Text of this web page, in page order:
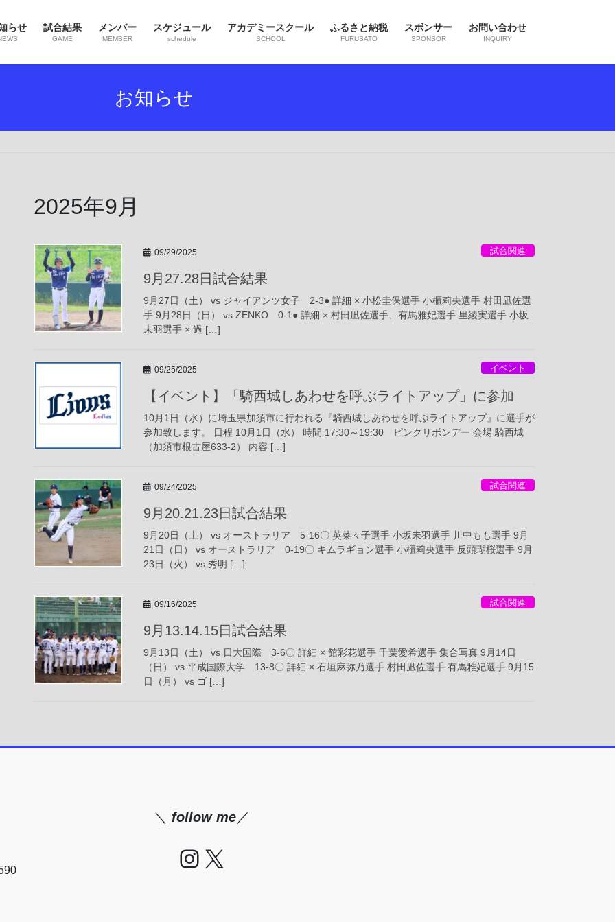
らせ 試合結果
GAME
メンバー
MEMBER
スケジュール
schedule
アカデミースクール
SCHOOL
ふるさと納税
FURUSATO
スポンサー
SPONSOR
お問い合わせ
INQUIRY
お知らせ
2025年9月
09/29/2025 試合関連
9月27.28日試合結果
9月27日（土） vs ジャイアンツ女子 2-3● 詳細 × 小松圭保選手 小櫃莉央選手 村田凪佐選
手 9月28日（日） vs ZENKO 0-1● 詳細 × 村田凪佐選手、有馬雅妃選手 里綾実選手 小坂
未羽選手 × 過 […]
09/25/2025 イベント
【イベント】「騎西城しあわせを呼ぶライトアップ」に参加
10月1日（水）に埼玉県加須市に行われる『騎西城しあわせを呼ぶライトアップ』に選手が
参加致します。 日程 10月1日（水） 時間 17:30～19:30 ピンクリボンデー 会場 騎西城
（加須市根古屋633-2） 内容 […]
09/24/2025 試合関連
9月20.21.23日試合結果
9月20日（土） vs オーストラリア 5-16〇 英菜々子選手 小坂未羽選手 川中もも選手 9月
21日（日） vs オーストラリア 0-19〇 キムラギョン選手 小櫃莉央選手 反頭瑚桜選手 9月
23日（火） vs 秀明 […]
09/16/2025 試合関連
9月13.14.15日試合結果
9月13日（土） vs 日大国際 3-6〇 詳細 × 館彩花選手 千葉愛希選手 集合写真 9月14日
（日） vs 平成国際大学 13-8〇 詳細 × 石垣麻弥乃選手 村田凪佐選手 有馬雅妃選手 9月15
日（月） vs ゴ […]
＼ follow me／
Instagram
X